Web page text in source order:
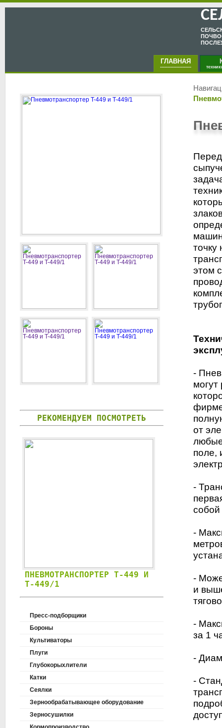
ГЛАВНАЯ
---------------------
этом
-
могут
от
поле,
-
-
-
и
-
за 1
-
-
РЕКОМЕНДУЕМ ПОСМОТРЕТЬ
ПНЕВМОТРАНСПОРТЕР T-449 И
T-449/1
Пресс-подборщики
Бороны
Культиваторы
Плуги
Глубокорыхлители
Катки
Сеялки
Зернообрабатывающее оборудование
Зерносушилки